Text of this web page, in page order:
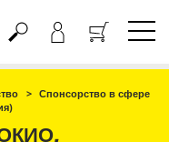
Спонсорство в сфере